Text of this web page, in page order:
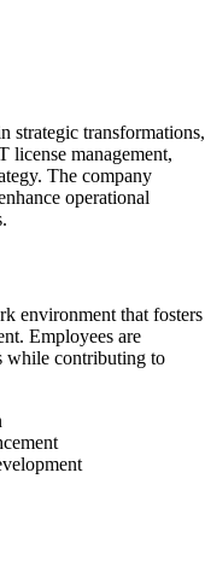
strategic transformations,
license management,
The company
operational
environment that fosters
Employees are
while contributing to